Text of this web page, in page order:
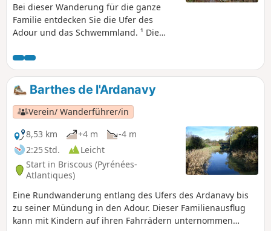
Bei dieser Wanderung für die ganze
Familie entdecken Sie die Ufer des
Adour und das Schwemmland. ¹ Die
Überschwemmungswiesen, auf denen
Herden von Pferden in Halbfreiheit
weiden. Die Tierwelt ist hier sehr
artenreich: Störche, Reiher, Graureiher...
Diese Wanderung führt über den alten
Treidelpfad am Ufer des Adour und
kann auch mit dem Mountainbike
zurückgelegt werden. Er wurde kürzlich
vom Startpunkt bis nach Saubusse
asphaltiert. Da es sich bei den
Schwemmländern, wie oben erwähnt,
um Überschwemmungsgebiete handelt,
sollte man nach starken Regenfällen
besser nicht dort wandern.
Barthes de l'Ardanavy
Verein/ Wanderführer/in
8,53 km
+4 m
-4 m
2:25 Std.
Leicht
Start in Briscous (Pyrénées-
Atlantiques)
Eine Rundwanderung entlang des Ufers des Ardanavy bis
zu seiner Mündung in den Adour. Dieser Familienausflug
kann mit Kindern auf ihren Fahrrädern unternommen